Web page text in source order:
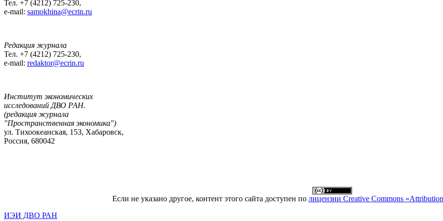
Тел. +7 (4212) 725-230,
e-mail: samokhina@ecrin.ru
Редакция журнала
Тел. +7 (4212) 725-230,
e-mail: redaktor@ecrin.ru
Институт экономических
исследований ДВО РАН.
(редакция журнала
"Пространственная экономика")
ул. Тихоокеанская, 153, Хабаровск,
Россия, 680042
Если не указано другое, контент этого сайта доступен по лицензии Creative Commons
ИЭИ ДВО РАН